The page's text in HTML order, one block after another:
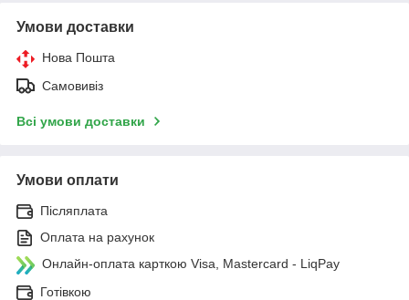
Умови доставки
Нова Пошта
Самовивіз
Всі умови доставки
Умови оплати
Післяплата
Оплата на рахунок
Онлайн-оплата карткою Visa, Mastercard - LiqPay
Готівкою